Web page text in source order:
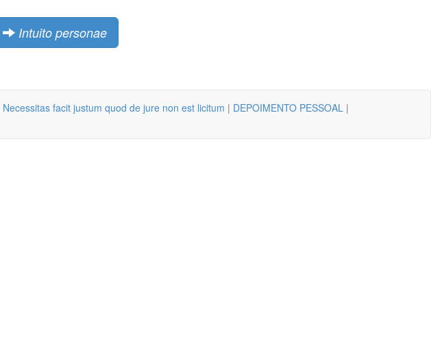
Intuito personae
Necessitas facit justum quod de jure non est licitum | DEPOIMENTO PESSOAL |